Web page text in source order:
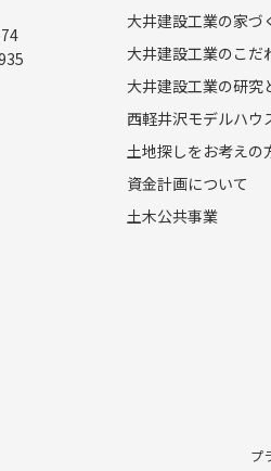
大井建設工業の家づ
大井建設工業のこだ
大井建設工業の研究
西軽井沢モデルハウ
土地探しをお考えの
資金計画について
土木公共事業
プ